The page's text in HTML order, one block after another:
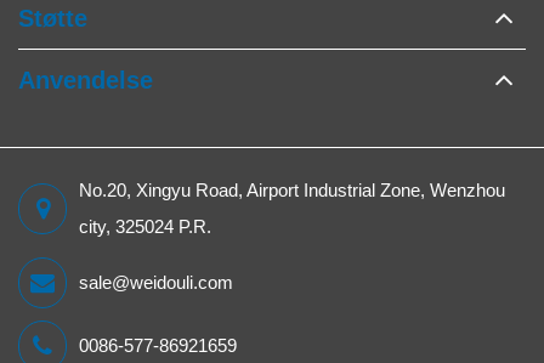
Støtte
Anvendelse
No.20, Xingyu Road, Airport Industrial Zone, Wenzhou
city, 325024 P.R.
sale@weidouli.com
0086-577-86921659